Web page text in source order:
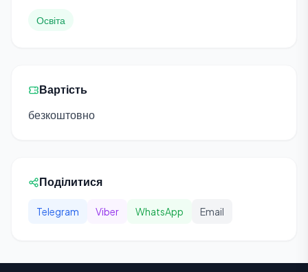
Освіта
Вартість
безкоштовно
Поділитися
Telegram Viber WhatsApp Email